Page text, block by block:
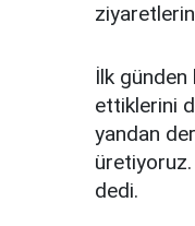
İlk günden
ettiklerini
yandan
dedi.